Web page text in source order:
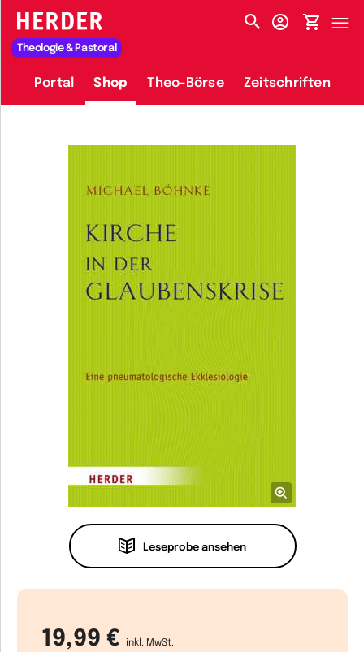
HERDER-MENÜ
Theologie & Pastoral
Portal Shop Theo-Börse Zeitschriften
Leseprobe ansehen
19,99 € inkl. MwSt.